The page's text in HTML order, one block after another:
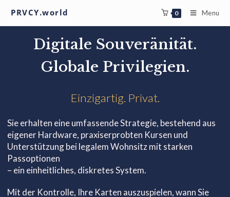
PRVCY.world 0 Menu
Digitale Souveränität.
Globale Privilegien.
Einzigartig. Privat.
Sie erhalten eine umfassende Strategie, bestehend aus
eigener Hardware, praxiserprobten Kursen und
Unterstützung bei legalem Wohnsitz mit starken
Passoptionen
– ein einheitliches, diskretes System.
Mit der Kontrolle, Ihre Karten auszuspielen, wann Sie